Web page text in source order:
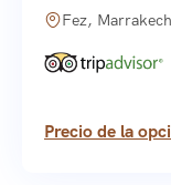
Fez, Marrakech
Precio de la